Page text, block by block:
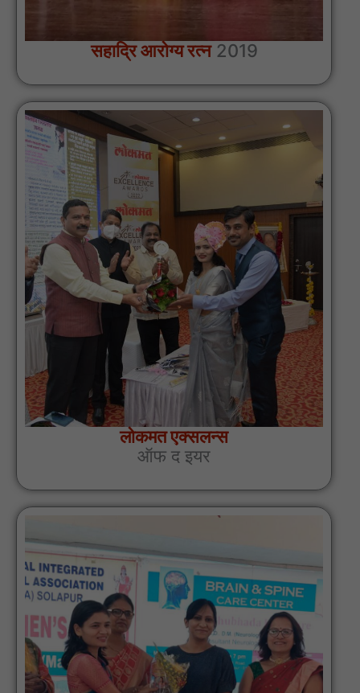
सहाद्रि आरोग्य रत्न2019
लोकमत एक्सलन्स
ऑफ द इयर